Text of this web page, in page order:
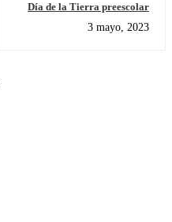
Día de la Tierra preescolar
3 mayo, 2023